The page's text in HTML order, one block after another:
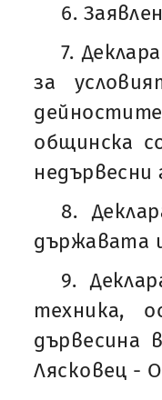
6.
7.
за
общинска
8.
държавата
9.
техника,
Лясковец -